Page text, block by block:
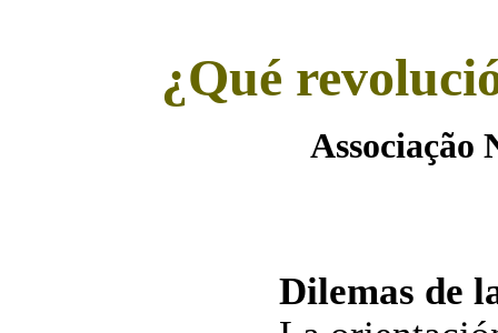
¿Qué
Associação
Dilemas de